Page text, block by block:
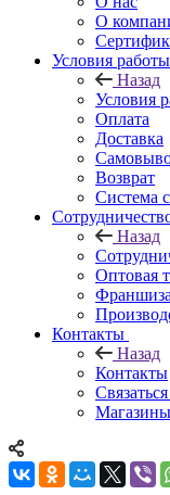
О
Условия работы
Назад
Условия
Оплата
Доставка
Возврат
Система
Назад
Оптовая
Контакты
Назад
Контакты
Магазины